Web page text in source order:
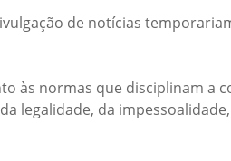
de notícias
às normas que disciplinam a
legalidade, da